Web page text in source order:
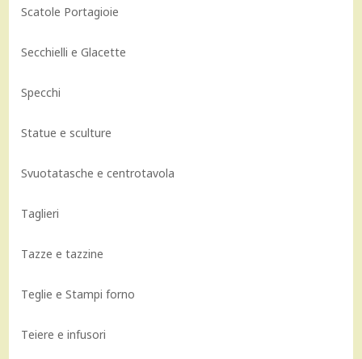
Scatole Portagioie
Secchielli e Glacette
Specchi
Statue e sculture
Svuotatasche e centrotavola
Taglieri
Tazze e tazzine
Teglie e Stampi forno
Teiere e infusori